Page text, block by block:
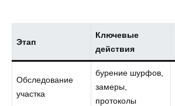
Этап
Ключевые
действия
Обследование
участка
бурение шурфов,
замеры,
протоколы